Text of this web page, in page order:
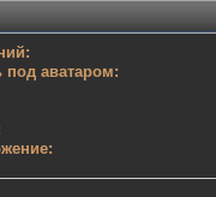
под аватаром: